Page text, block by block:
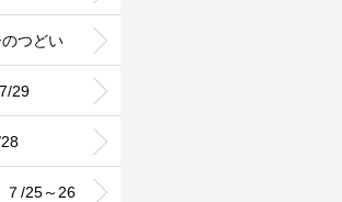
つどい
29
/25～26